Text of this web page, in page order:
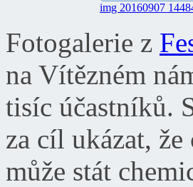
img 20160907
Fotogalerie z
na Vítězném
tisíc účastníků.
za cíl ukázat,
může stát